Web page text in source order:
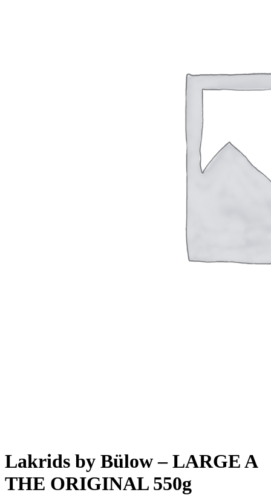
Lakrids by Bülow – LARGE A
THE ORIGINAL 550g